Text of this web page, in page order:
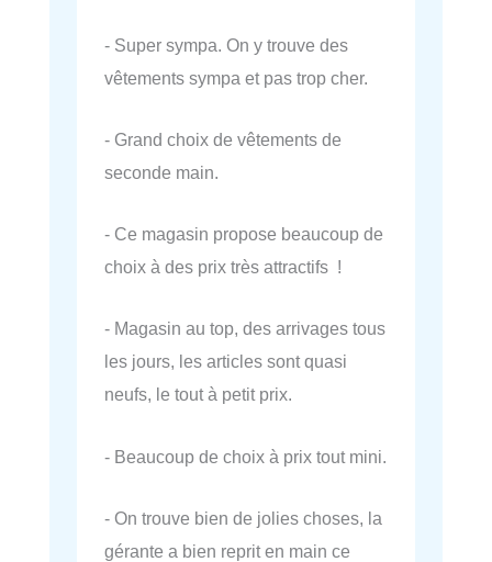
- Super sympa. On y trouve des
vêtements sympa et pas trop cher.
- Grand choix de vêtements de
seconde main.
- Ce magasin propose beaucoup de
choix à des prix très attractifs !
- Magasin au top, des arrivages tous
les jours, les articles sont quasi
neufs, le tout à petit prix.
- Beaucoup de choix à prix tout mini.
- On trouve bien de jolies choses, la
gérante a bien reprit en main ce